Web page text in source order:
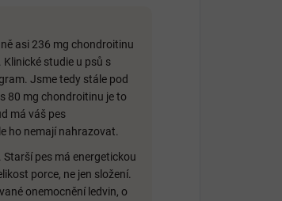
asi 236 mg chondroitinu
studie u psů s
Jsme tedy stále pod
80 mg chondroitinu je to
má váš pes
ho nemají nahrazovat.
pes má energetickou
porce, ne jen složení.
onemocnění ledvin, o